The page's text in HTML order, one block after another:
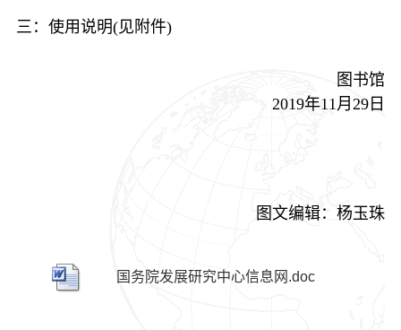
三：使用说明(见附件)
图书馆
2019年11月29日
图文编辑：杨玉珠
国务院发展研究中心信息网.doc